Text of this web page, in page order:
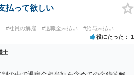
税される可能性もありますから、事前に税
払って欲しい
#社員の解雇 #退職金未払い #給与未払い
役にたった 1
士